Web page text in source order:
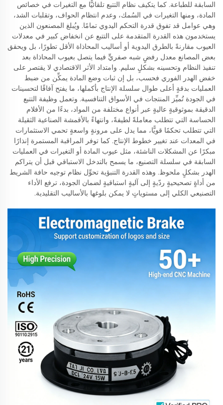
السابقة للطباعة. كما يتكيف نظام التتبع تلقائيًّا مع التغيرات في خصائص
المادة، ومنها التغيرات في السُمك، وعدم انتظام الحواف، وتقلبات الشد،
وهي عوامل قد تفوق قدرة التحكم اليدوي تمامًا. ويُبلغ المصنعون الذين
يستخدمون هذه القدرة المتقدمة على التتبع عن انخفاض كبير في معدلات
العيوب مقارنةً بالطرق اليدوية أو أساليب المحاذاة الأقل تطورًا، بل ويحقق
بعض المصانع معدل رفضٍ شبه صفريٍّ فيما يتصل بعيوب المحاذاة بعد
تنفيذ النظام وتحسينه بشكلٍ سليم. وامتداد الأثر الاقتصادي لا يقتصر على
خفض الهدر الفوري فحسب، بل إن ثبات وضع المادة يمكِّن من ضبط
العمليات بدقةٍ أعلى طوال سلسلة الإنتاج بأكملها، ما يفتح آفاقًا لتحسينات
في الجودة تُميِّز المنتجات في الأسواق التنافسية. وتعمل وظيفة التتبع
الدقيقة بموثوقيةٍ عاليةٍ عبر أنواع مختلفة من المواد، بدءًا من الأفلام
الحساسة التي تتطلب معاملةً لطيفةً، وانتهاءً بالأقمشة الصناعية الثقيلة
التي تتطلب تحكمًا قويًّا، مما يدل على مرونةٍ واسعةٍ تحمي الاستثمارات
في المعدات عند تغيير خطوط الإنتاج. كما توفر المراقبة المستمرة إنذارًا
مبكرًا عن المشكلات الناشئة، مثل عيوب المادة أو التغيرات في العمليات
السابقة في سلسلة التصنيع، ما يسمح بالتدخل الاستباقي قبل أن يتراكم
الهدر بشكلٍ ملحوظ. وهذه القدرة التنبؤية تحوِّل نظام توجيه حافة الشريط
من أداةٍ تصحيحيةٍ ردّيةٍ إلى آليةٍ استباقيةٍ لضمان الجودة، ترفع الأداء
التصنيعي الكلي إلى مستوياتٍ لا يمكن بلوغها بالأساليب التقليدية.